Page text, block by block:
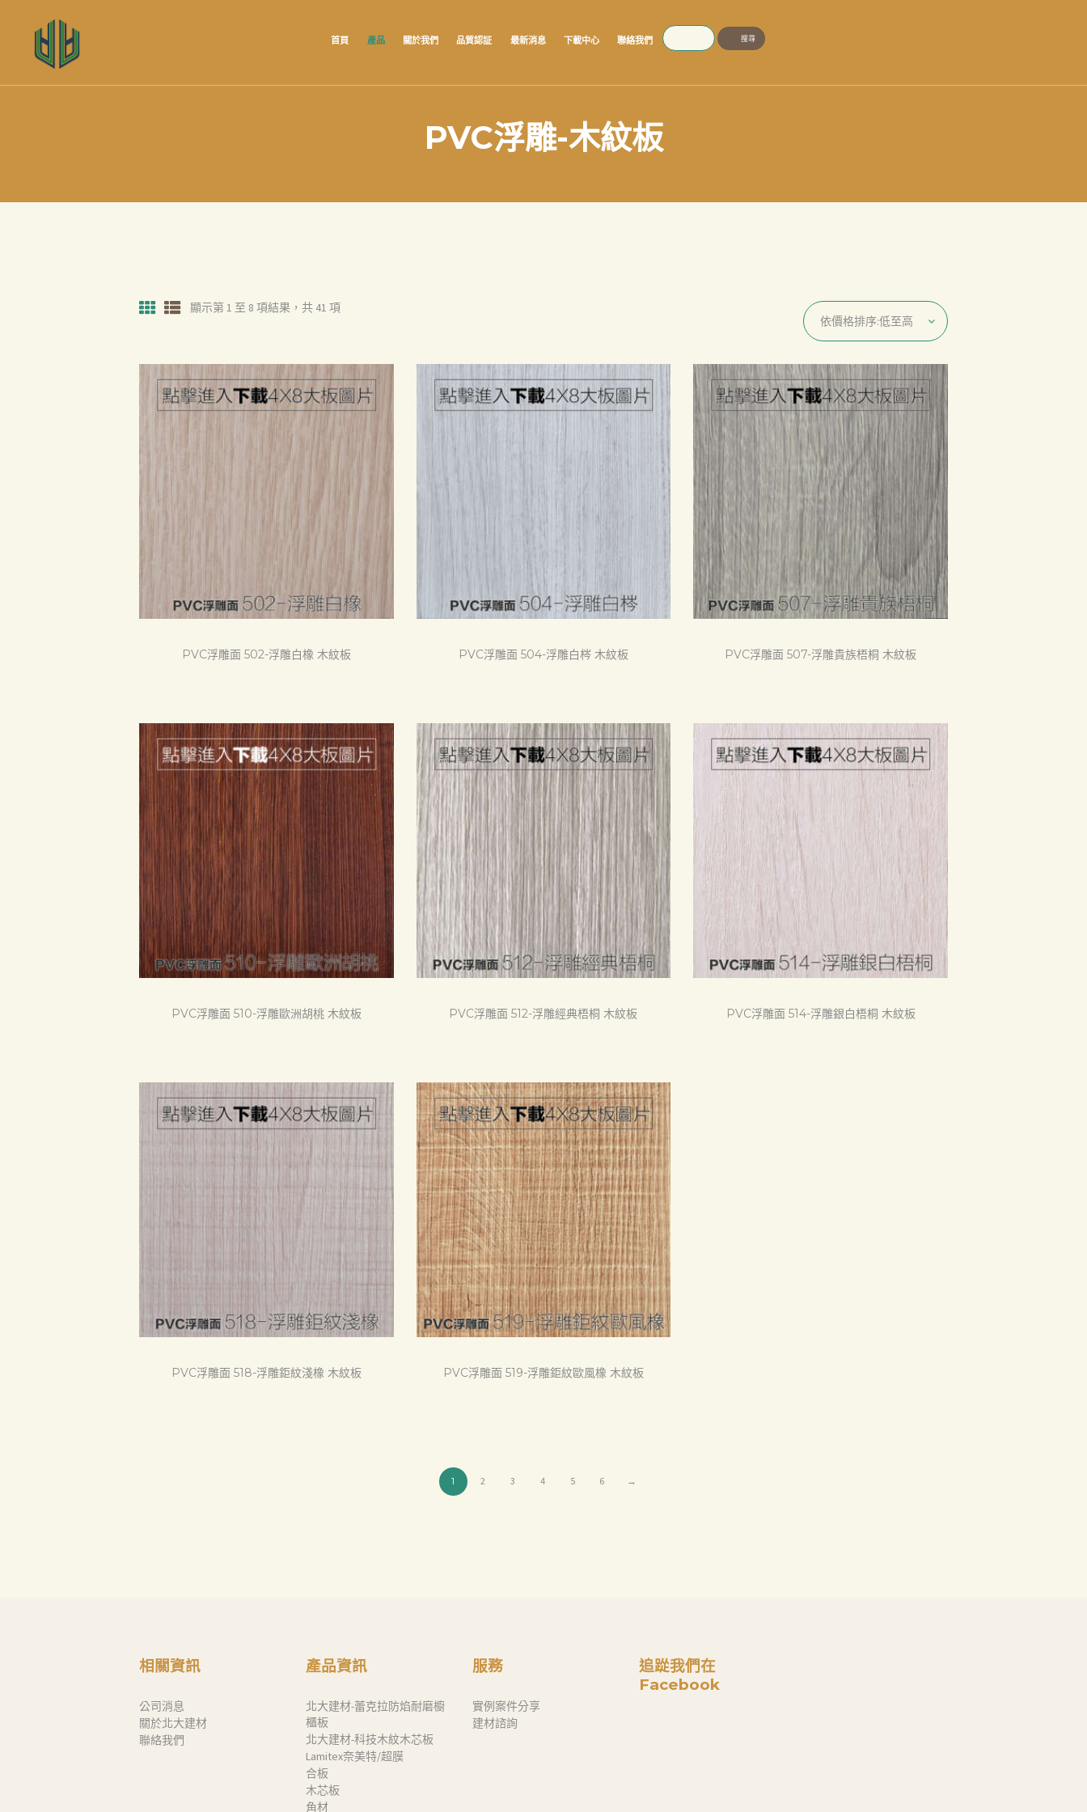
首頁 產品 關於我們 品質認証 最新消息 下載中心 聯絡我們
SEARCH
PVC浮雕-木紋板
顯示第 1 至 8 項結果，共 41 項
PVC浮雕面 502-浮雕白橡 木紋板 PVC浮雕面 504-浮雕白梣 木紋板 PVC浮雕面 507-浮雕貴族梧桐 木紋板
PVC浮雕面 510-浮雕歐洲胡桃 木紋板 PVC浮雕面 512-浮雕經典梧桐 木紋板 PVC浮雕面 514-浮雕銀白梧桐 木紋板
PVC浮雕面 518-浮雕鉅紋淺橡 木紋板 PVC浮雕面 519-浮雕鉅紋歐風橡 木紋板
1 2 3 4 5 6 →
相關資訊
公司消息
關於北大建材
聯絡我們
產品資訊
北大建材-蕾克拉防焰耐磨櫥
櫃板
北大建材-科技木紋木芯板
Lamitex奈美特/超膜
合板
木芯板
角材
服務
實例案件分享
建材諮詢
追踨我們在
Facebook